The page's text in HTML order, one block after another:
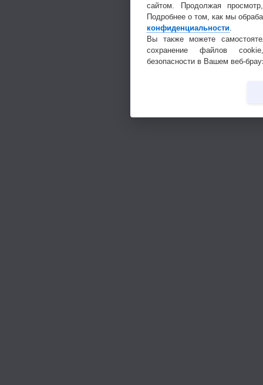
сайтом. Продолжая
Подробнее о том, как мы
конфиденциальности
Вы также можете
сохранение файлов
безопасности в Вашем веб-